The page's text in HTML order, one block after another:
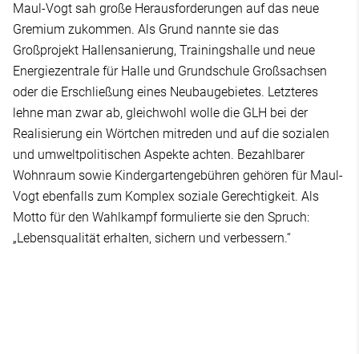
Maul-Vogt sah große Herausforderungen auf das neue
Gremium zukommen. Als Grund nannte sie das
Großprojekt Hallensanierung, Trainingshalle und neue
Energiezentrale für Halle und Grundschule Großsachsen
oder die Erschließung eines Neubaugebietes. Letzteres
lehne man zwar ab, gleichwohl wolle die GLH bei der
Realisierung ein Wörtchen mitreden und auf die sozialen
und umweltpolitischen Aspekte achten. Bezahlbarer
Wohnraum sowie Kindergartengebühren gehören für Maul-
Vogt ebenfalls zum Komplex soziale Gerechtigkeit. Als
Motto für den Wahlkampf formulierte sie den Spruch:
„Lebensqualität erhalten, sichern und verbessern.“